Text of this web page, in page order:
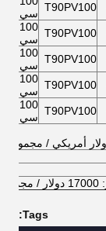
T90PV100 سي
T90PV100 سي
T90PV100 سي
T90PV100 سي
T90PV100 سي
Tags: